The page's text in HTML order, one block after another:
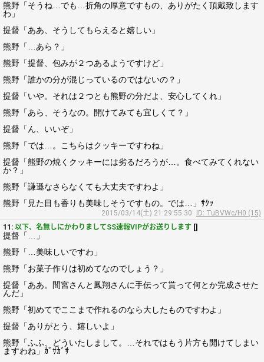
熊野「そうね…でも…折角の厚意ですもの、ありがたく頂戴致します
わ」
提督「ああ、そうしてもらえると嬉しい」
熊野「…あら？」
熊野「提督、包みが２つあるようですけど」
熊野「誰かの分が混じっているのではないの？」
提督「いや。それは２つとも熊野の分だよ、安心してくれ」
熊野「あら、そうなの。開けてみても宜しくて？」
提督「ん、いいぞ」
熊野「では…。こちらはクッキーですわね」
提督「熊野の焼くクッキーには劣るだろうが…。食べてみてくれない
か？」
熊野「謙遜なさらなくても大丈夫ですわよ」
熊野「見た目も香りも美味しそうですもの。では…」ｻｸｯ
2015/03/14(土) 21:29:55.30
ID: TuBVWc/H0 (15)
11: 以下、名無しにかわりましてSS速報VIPがお送りします []
提督「…」
熊野「…美味しいですわ」
熊野「お菓子作りは初めてなのでしょう？」
提督「ああ。間宮さんと鳳翔さんに手伝って貰って何とか完成させた
んだ」
熊野「初めてでここまで作れるのなら大したものですわよ」
提督「ありがとう、嬉しいよ」
熊野「ふふ、どういたしまして。…それではもう片方も開けてしまい
ますわね」ｶﾞｻｶﾞｻ